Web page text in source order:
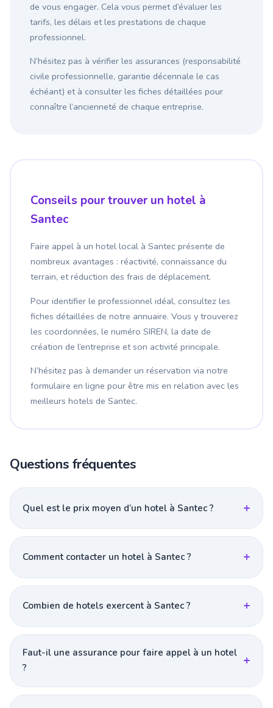
de vous engager. Cela vous permet d’évaluer les
tarifs, les délais et les prestations de chaque
professionnel.
N’hésitez pas à vérifier les assurances (responsabilité
civile professionnelle, garantie décennale le cas
échéant) et à consulter les fiches détaillées pour
connaître l’ancienneté de chaque entreprise.
Conseils pour trouver un hotel à
Santec
Faire appel à un hotel local à Santec présente de
nombreux avantages : réactivité, connaissance du
terrain, et réduction des frais de déplacement.
Pour identifier le professionnel idéal, consultez les
fiches détaillées de notre annuaire. Vous y trouverez
les coordonnées, le numéro SIREN, la date de
création de l’entreprise et son activité principale.
N’hésitez pas à demander un réservation via notre
formulaire en ligne pour être mis en relation avec les
meilleurs hotels de Santec.
Questions fréquentes
Quel est le prix moyen d’un hotel à Santec ?
Comment contacter un hotel à Santec ?
Combien de hotels exercent à Santec ?
Faut-il une assurance pour faire appel à un hotel
?